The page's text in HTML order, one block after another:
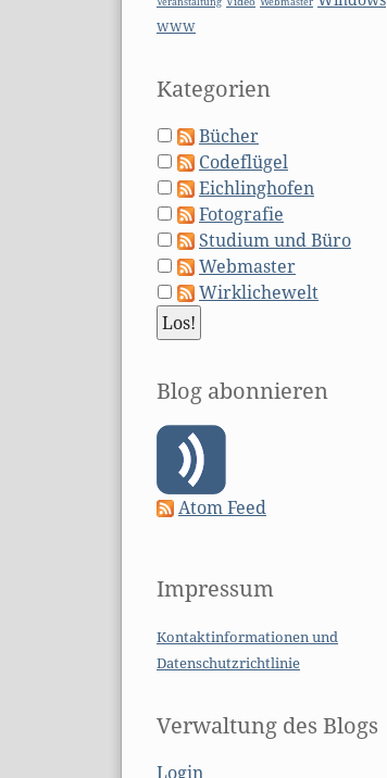
WWW
Kategorien
Bücher
Codeflügel
Eichlinghofen
Fotografie
Studium und Büro
Webmaster
Wirklichewelt
Blog abonnieren
Atom Feed
Impressum
Kontaktinformationen und
Datenschutzrichtlinie
Verwaltung des Blogs
Login